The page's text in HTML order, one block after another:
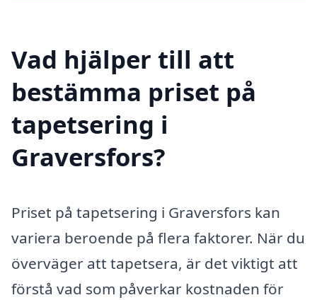
Vad hjälper till att
bestämma priset på
tapetsering i
Graversfors?
Priset på tapetsering i Graversfors kan
variera beroende på flera faktorer. När du
överväger att tapetsera, är det viktigt att
förstå vad som påverkar kostnaden för